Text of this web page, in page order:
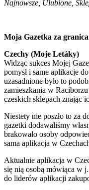
Najnowsze, Ulubione,
Moja Gazetka za granica
Czechy (Moje Letáky)
Widząc sukces Mojej
pomysł i same aplikacje
uzasadnione było to
zamieszkania w
czeskich sklepach znając
Niestety nie poszło to za
gazetki dodawaliśmy
brakowało osoby
sama aplikacja w
Aktualnie aplikacja w
się nią osobą mówiąca w
do liderów aplikacji